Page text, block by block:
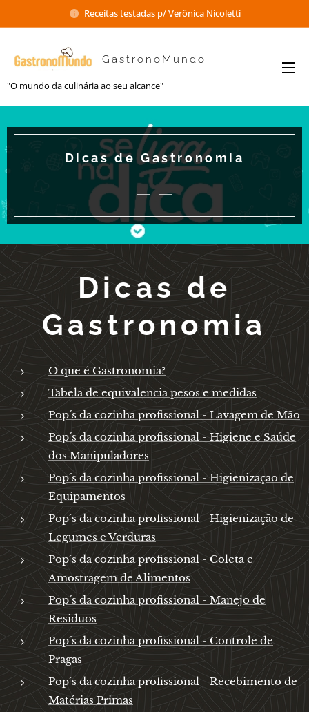
Receitas testadas p/ Verônica Nicoletti
GastronoMundo
"O mundo da culinária ao seu alcance"
Dicas de Gastronomia
Dicas de
Gastronomia
O que é Gastronomia?
Tabela de equivalencia pesos e medidas
Pop´s da cozinha profissional - Lavagem de Mão
Pop´s da cozinha profissional - Higiene e Saúde
dos Manipuladores
Pop´s da cozinha profissional - Higienização de
Equipamentos
Pop´s da cozinha profissional - Higienização de
Legumes e Verduras
Pop´s da cozinha profissional - Coleta e
Amostragem de Alimentos
Pop´s da cozinha profissional - Manejo de
Residuos
Pop´s da cozinha profissional - Controle de
Pragas
Pop´s da cozinha profissional - Recebimento de
Matérias Primas